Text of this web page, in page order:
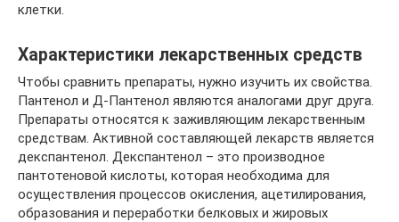
клетки.
Характеристики лекарственных средств
Чтобы сравнить препараты, нужно изучить их свойства.
Пантенол и Д-Пантенол являются аналогами друг друга.
Препараты относятся к заживляющим лекарственным
средствам. Активной составляющей лекарств является
декспантенол. Декспантенол – это производное
пантотеновой кислоты, которая необходима для
осуществления процессов окисления, ацетилирования,
образования и переработки белковых и жировых